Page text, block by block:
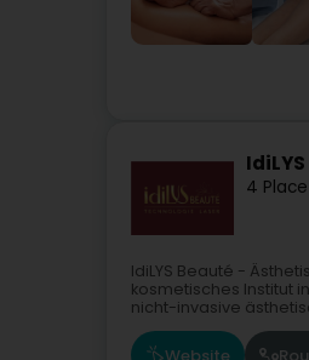
4
IdiLYS Beauté -
kosmetisches Institut
nicht-invasive
Website